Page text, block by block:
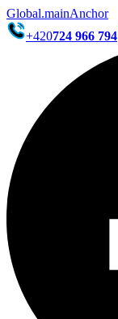
Global.mainAnchor
+420724 966 794